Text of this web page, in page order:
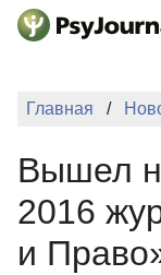
Перейти к
Главная
Вышел
2016
и